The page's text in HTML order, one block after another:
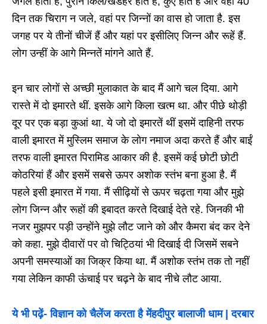
दिन तक चिराग न जले, वहां पर जिन्नों का वास हो जाता है. इस
जगह पर ये तीनों चीजें हैं और यहां पर इसीलिए जिन्न और रूहें हैं.
लोग उन्हीं के आगे मिन्नतें मांगने आते हैं.
इन चार लोगों से अच्छी मुलाकात के बाद मैं आगे चल दिया. आगे
रास्ते में दो इमारते थीं. इसके आगे किला खत्म था. और पीछे थोड़ी
दूर पर एक बड़ा कुआं था. ये जो दो इमारतें थीं इसमें दाहिनी तरफ
वाली इमारत में मुस्लिम समाज के लोग नमाज अदा करते हैं और बाईं
तरफ वाली इमारत पिरामिड आकार की है. इसमें कई छोटी छोटी
कोठरियां हैं और इसमें सबसे ऊपर अशोक स्तंभ बना हुआ है. मैं
पहले इसी इमारत में गया. मैं सीढ़ियों से ऊपर चढ़ता गया और मुझे
लोग जिन्न और रूहों की इबादत करते दिखाई देते रहे. जिनकी भी
नजर मुझपर पड़ी उन्होंने मुझे लौट जाने को और कैमरा बंद कर देने
को कहा. मुझे दीवारों पर वो चिट्ठियां भी दिखाई दी जिसमें सबने
अपनी समस्याओं का जिक्र किया था. मैं अशोक स्तंभ तक तो नहीं
गया लेकिन काफी ऊंचाई पर चढ़ने के बाद नीचे लौट आया.
ये भी पढ़ें-विज्ञान को चैलेंज करता है मेंहदीपुर बालाजी धाम | दरबार